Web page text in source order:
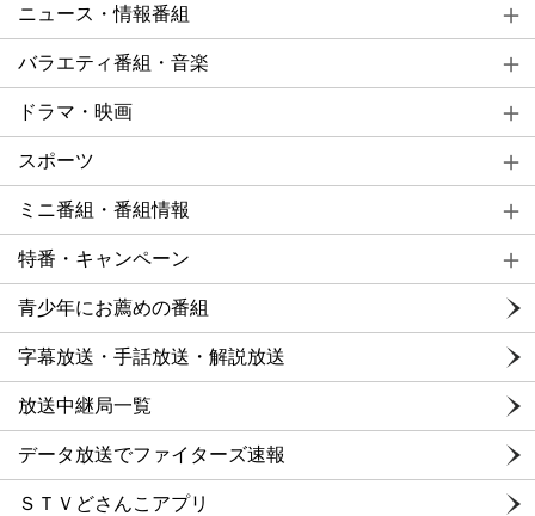
ニュース・情報番組
バラエティ番組・音楽
ドラマ・映画
スポーツ
ミニ番組・番組情報
特番・キャンペーン
青少年にお薦めの番組
字幕放送・手話放送・解説放送
放送中継局一覧
データ放送でファイターズ速報
ＳＴＶどさんこアプリ